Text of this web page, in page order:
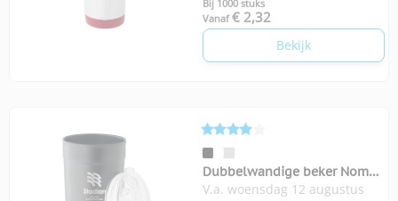
Bij 1000 stuks
Vanaf € 2,32
Bekijk
Dubbelwandige beker Nomu
300 ml
V.a. woensdag 12 augustus